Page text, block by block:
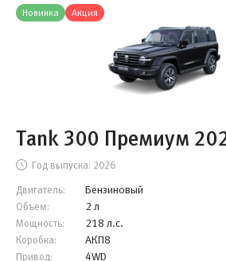
Новинка Акция
Tank 300 Премиум
Год выпуска: 2026
Двигатель: Бензиновый
Объем: 2 л
Мощность: 218 л.с.
Коробка: АКП8
Привод: 4WD